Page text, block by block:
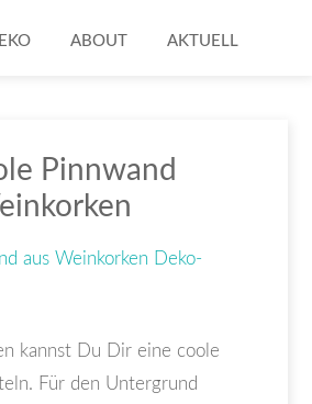
ABOUT AKTUELL
Pinnwand
kannst Du Dir eine coole
Für den Untergrund